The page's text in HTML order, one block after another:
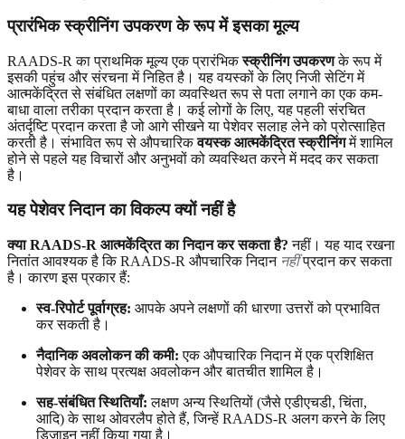
प्रारंभिक स्क्रीनिंग उपकरण के रूप में इसका मूल्य
RAADS-R का प्राथमिक मूल्य एक प्रारंभिकस्क्रीनिंग उपकरणके रूप में
इसकी पहुंच और संरचना में निहित है। यह वयस्कों के लिए निजी सेटिंग में
आत्मकेंद्रित से संबंधित लक्षणों का व्यवस्थित रूप से पता लगाने का एक कम-
बाधा वाला तरीका प्रदान करता है। कई लोगों के लिए, यह पहली संरचित
अंतर्दृष्टि प्रदान करता है जो आगे सीखने या पेशेवर सलाह लेने को प्रोत्साहित
करती है। संभावित रूप से औपचारिकवयस्क आत्मकेंद्रित स्क्रीनिंगमें शामिल
होने से पहले यह विचारों और अनुभवों को व्यवस्थित करने में मदद कर सकता
है।
यह पेशेवर निदान का विकल्प क्यों नहीं है
क्या RAADS-R आत्मकेंद्रित का निदान कर सकता है? नहीं। यह याद रखना
नितांत आवश्यक है कि RAADS-R औपचारिक निदान नहींप्रदान कर सकता
है। कारण इस प्रकार हैं:
स्व-रिपोर्ट पूर्वाग्रह: आपके अपने लक्षणों की धारणा उत्तरों को प्रभावित
कर सकती है।
नैदानिक ​​अवलोकन की कमी: एक औपचारिक निदान में एक प्रशिक्षित
पेशेवर के साथ प्रत्यक्ष अवलोकन और बातचीत शामिल है।
सह-संबंधित स्थितियाँ: लक्षण अन्य स्थितियों (जैसे एडीएचडी, चिंता,
आदि) के साथ ओवरलैप होते हैं, जिन्हें RAADS-R अलग करने के लिए
डिज़ाइन नहीं किया गया है।